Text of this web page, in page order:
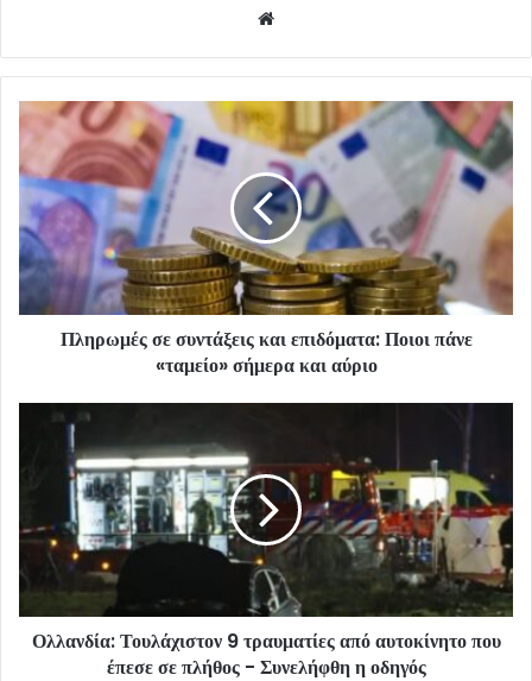
Πληρωμές σε συντάξεις και επιδόματα: Ποιοι πάνε
«ταμείο» σήμερα και αύριο
Ολλανδία: Τουλάχιστον 9 τραυματίες από αυτοκίνητο που
έπεσε σε πλήθος - Συνελήφθη η οδηγός